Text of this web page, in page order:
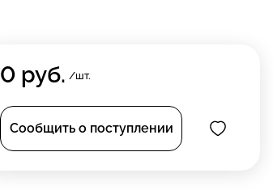
0 руб. /шт.
Сообщить о поступлении